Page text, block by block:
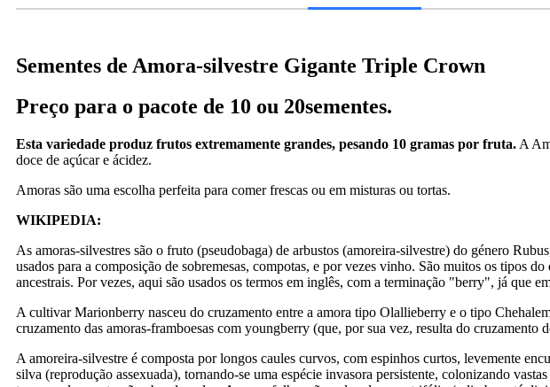
Sementes de Amora-silvestre Gigante Triple Crown
Preço para o pacote de 10 ou 20sementes.
Esta variedade produz frutos extremamente grandes, pesando 10 gramas por fruta. A
doce de açúcar e ácidez.
Amoras são uma escolha perfeita para comer frescas ou em misturas ou tortas.
WIKIPEDIA:
As amoras-silvestres são o fruto (pseudobaga) de arbustos (amoreira-silvestre) do género
usados para a composição de sobremesas, compotas, e por vezes vinho. São muitos os tipos
ancestrais. Por vezes, aqui são usados os termos em inglês, com a terminação "berry", já que
A cultivar Marionberry nasceu do cruzamento entre a amora tipo Olallieberry e o tipo
cruzamento das amoras-framboesas com youngberry (que, por sua vez, resulta do cruzamento
A amoreira-silvestre é composta por longos caules curvos, com espinhos curtos, levemente
silva (reprodução assexuada), tornando-se uma espécie invasora persistente, colonizando